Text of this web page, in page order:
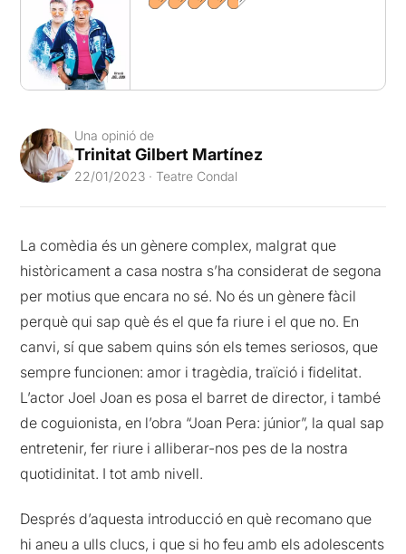
Una opinió de
Trinitat Gilbert Martínez
22/01/2023 · Teatre Condal
La comèdia és un gènere complex, malgrat que
històricament a casa nostra s’ha considerat de segona
per motius que encara no sé. No és un gènere fàcil
perquè qui sap què és el que fa riure i el que no. En
canvi, sí que sabem quins són els temes seriosos, que
sempre funcionen: amor i tragèdia, traïció i fidelitat.
L’actor Joel Joan es posa el barret de director, i també
de coguionista, en l’obra “Joan Pera: júnior”, la qual sap
entretenir, fer riure i alliberar-nos pes de la nostra
quotidinitat. I tot amb nivell.
Després d’aquesta introducció en què recomano que
hi aneu a ulls clucs, i que si ho feu amb els adolescents